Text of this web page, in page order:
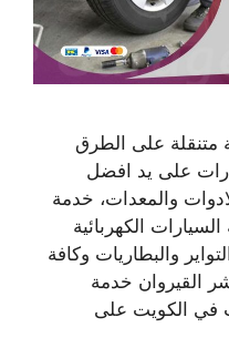
متنقلة على الطرق
على يد افضل
والمعدات، خدمة
الكهربائية
والبطاريات وكافة
القيروان خدمة
في الكويت على